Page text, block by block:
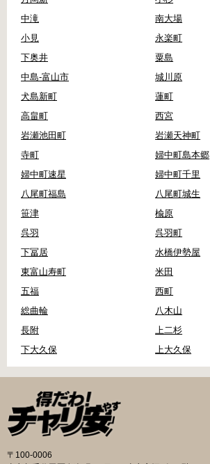
中滝
南大場
小見
永楽町
下奥井
粟島
中島-富山市
城川原
犬島新町
蓮町
高畠町
西宮
岩瀬池田町
岩瀬天神町
寺町
婦中町島本郷
婦中町速星
婦中町千里
八尾町福島
八尾町城生
笹津
楡原
呉羽
呉羽町
下冨居
水橋伊勢屋
東富山寿町
米田
五福
西町
総曲輪
八木山
長附
上二杉
下大久保
上大久保
〒100-0006